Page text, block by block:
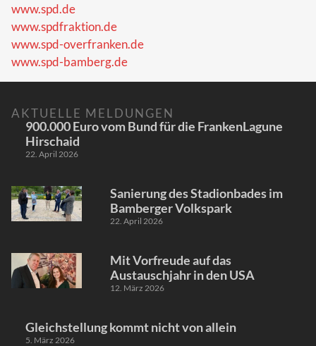
www.spd.de
www.spdfraktion.de
www.spd-overfranken.de
www.spd-bamberg.de
AKTUELLE MELDUNGEN
900.000 Euro vom Bund für die FrankenLagune
Hirschaid
22. April 2026
Sanierung des Stadionbades im
Bamberger Volkspark
22. April 2026
Mit Vorfreude auf das
Austauschjahr in den USA
12. März 2026
Gleichstellung kommt nicht von allein
5. März 2026